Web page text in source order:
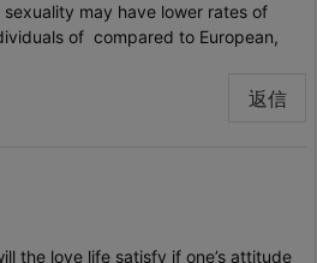
may have lower rates of
of compared to European,
返信
the love life satisfy if one’s attitude